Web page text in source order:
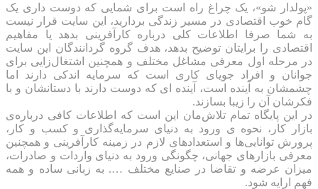
«پولدار شو»، یک چراغ راه است برای شمایی که دوست داری یک
گام خوب اقتصادی در مسیر زندگی بردارید، این سایت قرار نیست
به شما صرفا اطلاعات کلی درباره کارآفرینی بدهد یا مفاهیم
اقتصادی را برایتان توضیح بدهد، هدف گروه گردانندگان این سایت
در مرحله اول معرفی مشاغل مختلف و همچنین اشتغال‌زایی برای
جوانان و افراد جویای کاری است که سرمایه اندکی دارند اما
چشمشان به آینده است، آینده ای که دوست دارند با دستانشان و با
فکرشان آن را زیبا بسازند.
در این پایگاه تمام تلاش‌مان این است که ‌اطلاعات کافی درباره‌ی
بازار کار، نحوه ی ورود به دنیای سرمایه‌گذاری و کسب و کار،
پرورش توانایی‌ها و استعدادهای لازم در زمینه کارآفرینی و همچنین
معرفی بازارهای جهانی، چگونگی ورود به دنیای واردات و صادرات،
میزان عرضه و تقاضا در صنایع مختلف …. به زبانی ساده و همه
فهم ارایه شود.